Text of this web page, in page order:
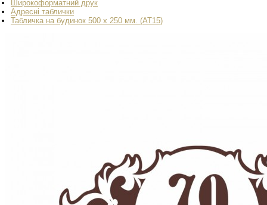
Широкоформатний друк
Адресні таблички
Табличка на будинок 500 х 250 мм. (AT15)